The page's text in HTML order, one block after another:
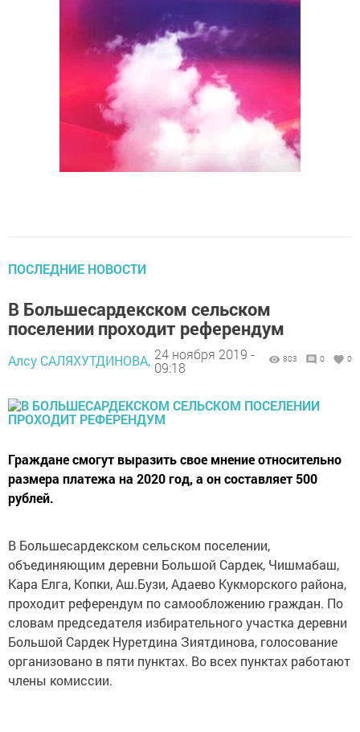
ПОСЛЕДНИЕ НОВОСТИ
В Большесардекском сельском
поселении проходит референдум
Алсу САЛЯХУТДИНОВА, 24 ноября 2019 -
09:18
803 0 0
Граждане смогут выразить свое мнение относительно
размера платежа на 2020 год, а он составляет 500
рублей.
В Большесардекском сельском поселении,
объединяющим деревни Большой Сардек, Чишмабаш,
Кара Елга, Копки, Аш.Бузи, Адаево Кукморского района,
проходит референдум по самообложению граждан. По
словам председателя избирательного участка деревни
Большой Сардек Нуретдина Зиятдинова, голосование
организовано в пяти пунктах. Во всех пунктах работают
члены комиссии.